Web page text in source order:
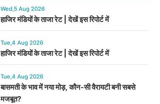
Wed,5 Aug 2026
हाजिर मंडियों के ताजा रेट | देखें इस रिपोर्ट में
Tue,4 Aug 2026
हाजिर मंडियों के ताजा रेट | देखें इस रिपोर्ट में
Tue,4 Aug 2026
बासमती के भाव में नया मोड़, कौन-सी वैरायटी बनी सबसे
मजबूत?